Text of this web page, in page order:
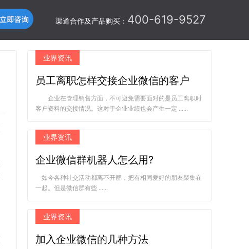
渠道合作及产品购买： 400-619-9527
业界资讯
员工离职怎样交接企业微信的客户
企业在管理销售方面，不可避免需要面对的是员工离职时
客户资料的交接情况。这对于企业业绩也会产生一定 ......
业界资讯
企业微信群机器人怎么用?
如今各种社交活动都离不开群，把有相同爱好的朋友聚集在
一起。但是微信群有些 ......
业界资讯
加入企业微信的几种方法